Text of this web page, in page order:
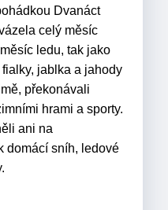
Dvanáct
celý měsíc
ledu, tak jako
jablka a jahody
překonávali
hrami a sporty.
ani na
domácí sníh, ledové